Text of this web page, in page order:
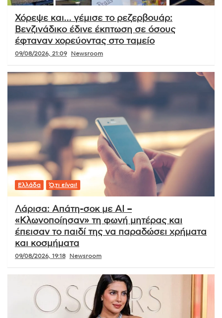
Χόρεψε και… γέμισε το ρεζερβουάρ:
Βενζινάδικο έδινε έκπτωση σε όσους
έφταναν χορεύοντας στο ταμείο
09/08/2026, 21:09 Newsroom
Ελλάδα Ό,τι είναι!
Λάρισα: Απάτη-σοκ με AI –
«Κλωνοποίησαν» τη φωνή μητέρας και
έπεισαν το παιδί της να παραδώσει χρήματα
και κοσμήματα
09/08/2026, 19:18 Newsroom